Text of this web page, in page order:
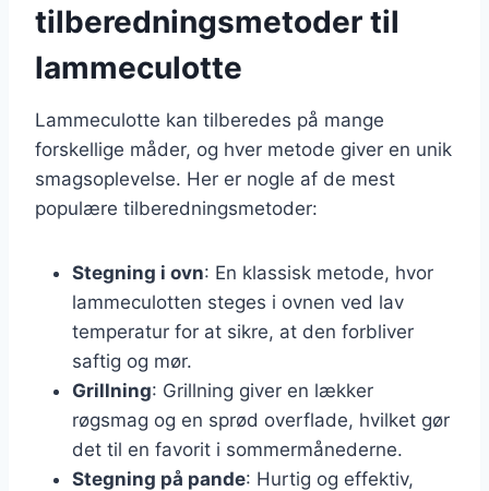
tilberedningsmetoder til
lammeculotte
Lammeculotte kan tilberedes på mange
forskellige måder, og hver metode giver en unik
smagsoplevelse. Her er nogle af de mest
populære tilberedningsmetoder:
Stegning i ovn: En klassisk metode, hvor
lammeculotten steges i ovnen ved lav
temperatur for at sikre, at den forbliver
saftig og mør.
Grillning: Grillning giver en lækker
røgsmag og en sprød overflade, hvilket gør
det til en favorit i sommermånederne.
Stegning på pande: Hurtig og effektiv,